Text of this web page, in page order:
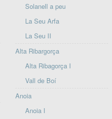
Solanell a peu
La Seu Arfa
La Seu II
Alta Ribargorça
Alta Ribagorça I
Vall de Boí
Anoia
Anoia I